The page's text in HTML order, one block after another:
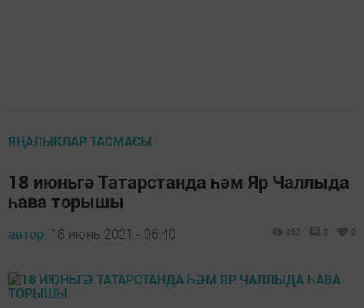
ЯҢАЛЫКЛАР ТАСМАСЫ
18 июньгә Татарстанда һәм Яр Чаллыда
һава торышы
автор, 18 июнь 2021 - 06:40 862 0 0